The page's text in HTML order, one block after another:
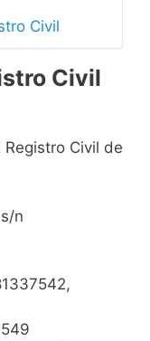
Civil
Civil
Civil de
n